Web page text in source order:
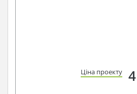
Ціна проекту